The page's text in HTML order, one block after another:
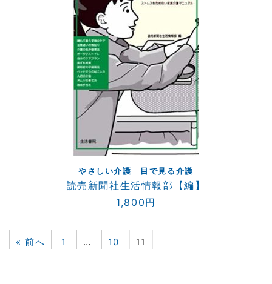
やさしい介護 目で見る介護
読売新聞社生活情報部【編】
1,800円
« 前へ 1 … 10 11